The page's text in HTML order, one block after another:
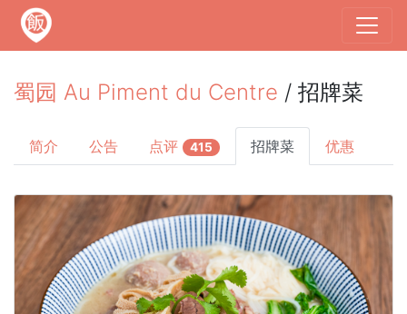
蜀园 Au Piment du Centre / 招牌菜
简介 公告 点评 415 招牌菜 优惠